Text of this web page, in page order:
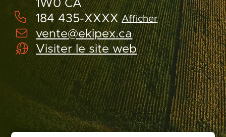
1W0 CA
184 435-XXXX Afficher
vente@ekipex.ca
Visiter le site web